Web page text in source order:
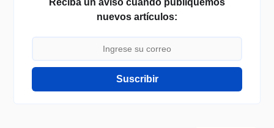
nuevos artículos:
Suscribir